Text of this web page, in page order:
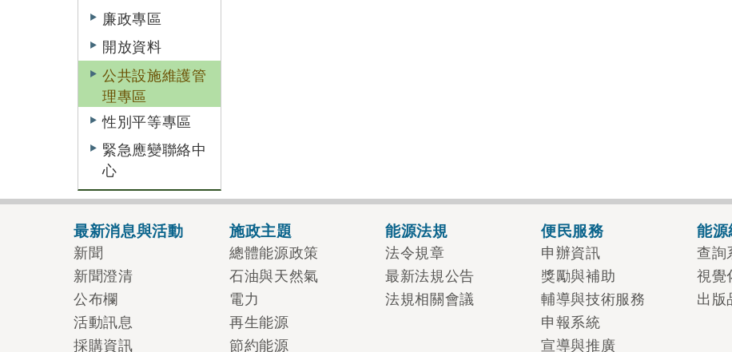
廉政專區
開放資料
公共設施維護管
理專區
性別平等專區
緊急應變聯絡中
心
最新消息與活動
新聞
新聞澄清
公布欄
活動訊息
採購資訊
施政主題
總體能源政策
石油與天然氣
電力
再生能源
節約能源
能源法規
法令規章
最新法規公告
法規相關會議
便民服務
申辦資訊
獎勵與補助
輔導與技術服務
申報系統
宣導與推廣
能源
查詢
視覺
出版